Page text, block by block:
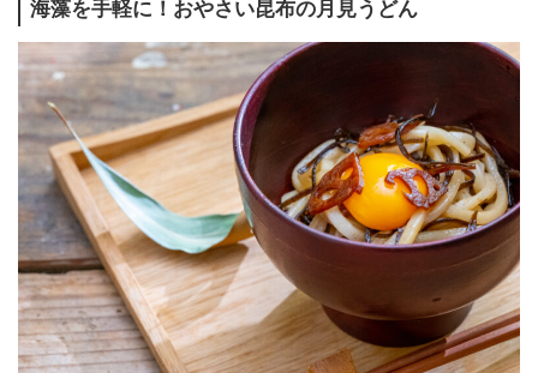
海藻を手軽に！おやさい昆布の月見うどん